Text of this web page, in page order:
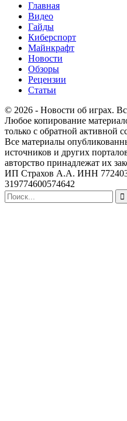
Главная
Видео
Гайды
Киберспорт
Майнкрафт
Новости
Обзоры
Рецензии
Статьи
© 2026 - Новости об играх.
Любое копирование
только с обратной активной
Все материалы
источников и других
авторство принадлежат их
ИП Страхов А.А. ИНН
319774600574642